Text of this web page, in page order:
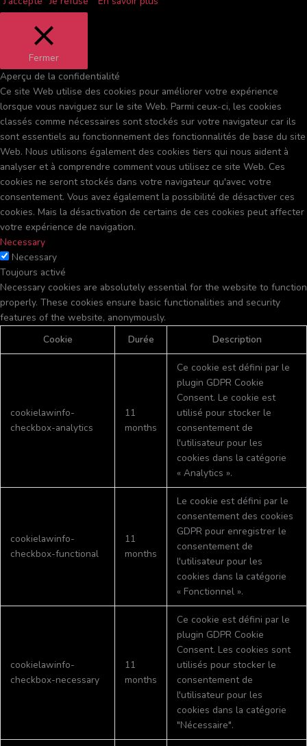
Fermer
Aperçu de la confidentialité
Ce site Web utilise des cookies pour améliorer votre expérience
lorsque vous naviguez sur le site Web. Parmi ceux-ci, les cookies
classés comme nécessaires sont stockés sur votre navigateur car ils
sont essentiels au fonctionnement des fonctionnalités de base du site
Web. Nous utilisons également des cookies tiers qui nous aident à
analyser et à comprendre comment vous utilisez ce site Web. Ces
cookies ne seront stockés dans votre navigateur qu'avec votre
consentement. Vous avez également la possibilité de désactiver ces
cookies. Mais la désactivation de certains de ces cookies peut affecter
votre expérience de navigation.
Necessary
Necessary
Toujours activé
Necessary cookies are absolutely essential for the website to function
properly. These cookies ensure basic functionalities and security
features of the website, anonymously.
Cookie
Durée Description
cookielawinfo-
checkbox-analytics
11
months
Ce cookie est défini par le
plugin GDPR Cookie
Consent. Le cookie est
utilisé pour stocker le
consentement de
l'utilisateur pour les
cookies dans la catégorie
« Analytics ».
cookielawinfo-
checkbox-functional
11
months
Le cookie est défini par le
consentement des cookies
GDPR pour enregistrer le
consentement de
l'utilisateur pour les
cookies dans la catégorie
« Fonctionnel ».
cookielawinfo-
checkbox-necessary
11
months
Ce cookie est défini par le
plugin GDPR Cookie
Consent. Les cookies sont
utilisés pour stocker le
consentement de
l'utilisateur pour les
cookies dans la catégorie
"Nécessaire".